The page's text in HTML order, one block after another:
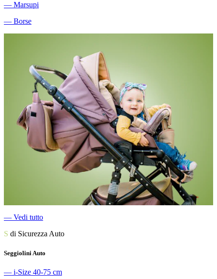
― Marsupi
― Borse
― Vedi tutto
S di Sicurezza Auto
Seggiolini Auto
― i-Size 40-75 cm